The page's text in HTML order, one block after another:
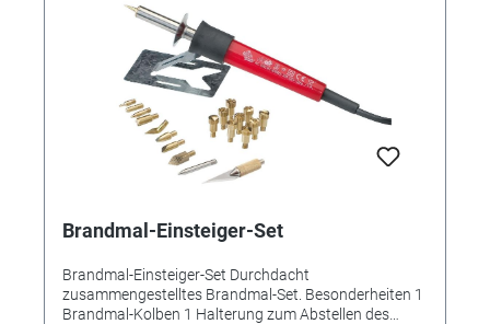
Brandmal-Einsteiger-Set
Brandmal-Einsteiger-Set Durchdacht
zusammengestelltes Brandmal-Set. Besonderheiten 1
Brandmal-Kolben 1 Halterung zum Abstellen des